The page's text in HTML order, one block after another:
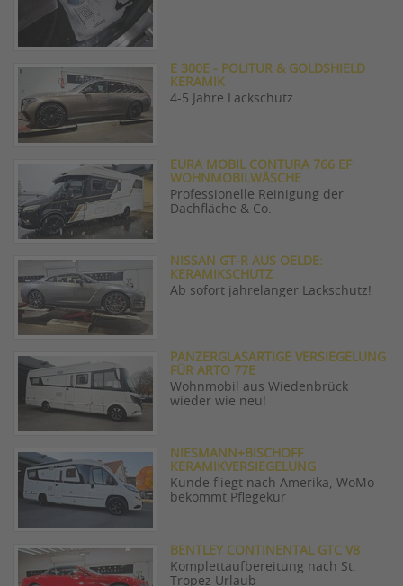
E 300E - POLITUR & GOLDSHIELD
KERAMIK
4-5 Jahre Lackschutz
EURA MOBIL CONTURA 766 EF
WOHNMOBILWÄSCHE
Professionelle Reinigung der
Dachfläche & Co.
NISSAN GT-R AUS OELDE:
KERAMIKSCHUTZ
Ab sofort jahrelanger Lackschutz!
PANZERGLASARTIGE VERSIEGELUNG
FÜR ARTO 77E
Wohnmobil aus Wiedenbrück
wieder wie neu!
NIESMANN+BISCHOFF
KERAMIKVERSIEGELUNG
Kunde fliegt nach Amerika, WoMo
bekommt Pflegekur
BENTLEY CONTINENTAL GTC V8
Komplettaufbereitung nach St.
Tropez Urlaub